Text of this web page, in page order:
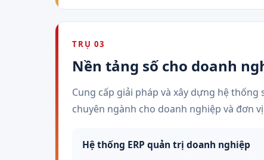
TRỤ 03
Nền tảng số cho doanh
Cung cấp giải pháp và xây dựng hệ
chuyên ngành cho doanh nghiệp và đơn
Hệ thống ERP quản trị doanh nghiệp